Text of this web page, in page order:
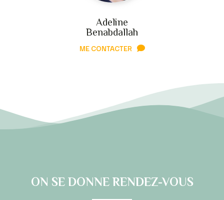
Adeline
Benabdallah
ME CONTACTER
ON SE DONNE RENDEZ-VOUS